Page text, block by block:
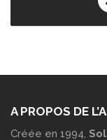
A PROPOS DE
Créée en 1994,